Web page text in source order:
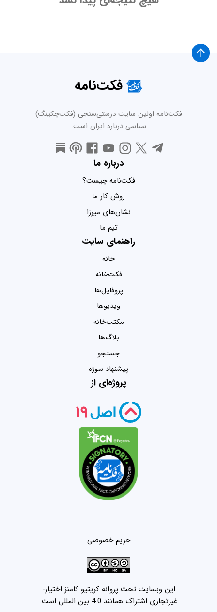
فکت‌نامه
فکت‌نامه اولین سایت درستی‌سنجی (فکت‌چکینگ)
سیاسی درباره ایران است.
درباره ما
فکت‌نامه چیست؟
روش کار ما
نشان‌های میرزا
تیم ما
راهنمای سایت
خانه
فکت‌خانه
پروفایل‌ها
ویدیو‌ها
مکتب‌خانه
بلاگ‌ها
جستجو
پیشنهاد سوژه
پروژه‌ای از
حریم خصوصی
این وبسایت تحت پروانه کریتیو کامنز اختیار-
غیرتجاری اشتراک همانند 4.0 بین المللی است.